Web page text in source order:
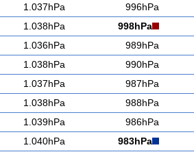
1.037hPa 996hPa
1.038hPa 998hPa
1.036hPa 989hPa
1.038hPa 990hPa
1.037hPa 987hPa
1.038hPa 988hPa
1.039hPa 986hPa
1.040hPa 983hPa